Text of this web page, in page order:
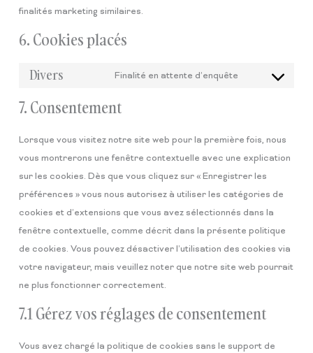
finalités marketing similaires.
6. Cookies placés
Divers Finalité en attente d’enquête
7. Consentement
Lorsque vous visitez notre site web pour la première fois, nous
vous montrerons une fenêtre contextuelle avec une explication
sur les cookies. Dès que vous cliquez sur « Enregistrer les
préférences » vous nous autorisez à utiliser les catégories de
cookies et d’extensions que vous avez sélectionnés dans la
fenêtre contextuelle, comme décrit dans la présente politique
de cookies. Vous pouvez désactiver l’utilisation des cookies via
votre navigateur, mais veuillez noter que notre site web pourrait
ne plus fonctionner correctement.
7.1 Gérez vos réglages de consentement
Vous avez chargé la politique de cookies sans le support de